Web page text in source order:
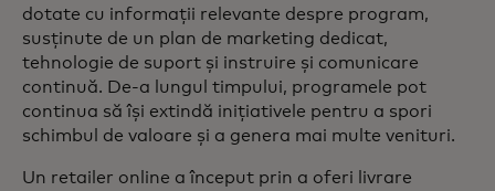
dotate cu informații relevante despre program,
susținute de un plan de marketing dedicat,
tehnologie de suport și instruire și comunicare
continuă. De-a lungul timpului, programele pot
continua să își extindă inițiativele pentru a spori
schimbul de valoare și a genera mai multe venituri.
Un retailer online a început prin a oferi livrare